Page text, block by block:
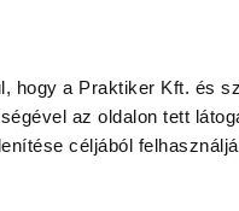
hogy a Praktiker Kft. és
az oldalon tett
céljából